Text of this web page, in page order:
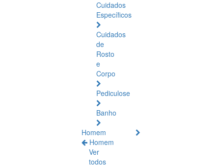
Cuidados
Específicos
Cuidados
de
Rosto
e
Corpo
Pediculose
Banho
Homem
Homem
Ver
todos